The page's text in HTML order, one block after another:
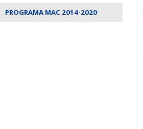
PROGRAMA MAC 2014-2020